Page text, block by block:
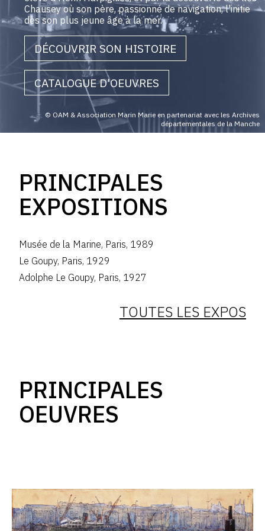
Chausey où son père, passionné de navigation, l'initie
dès son plus jeune âge à la mer.
DÉCOUVRIR SON HISTOIRE
CATALOGUE D'OEUVRES
© OAM & Association Marin Marie en partenariat avec les Archives
départementales de la Manche
PRINCIPALES
EXPOSITIONS
Musée de la Marine, Paris, 1989
Le Goupy, Paris, 1929
Adolphe Le Goupy, Paris, 1927
TOUTES LES EXPOS
PRINCIPALES
OEUVRES
Marin
Marie,
Cargo
au